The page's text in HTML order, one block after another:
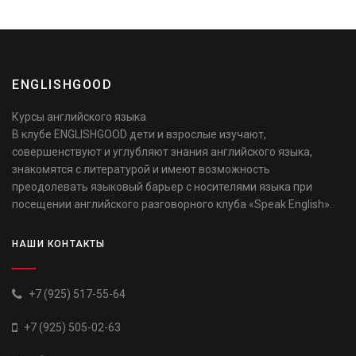
ENGLISHGOOD
Курсы английского языка
В клубе ENGLISHGOOD дети и взрослые изучают,
совершенствуют и углубляют знания английского языка,
знакомятся с литературой и имеют возможность
преодолевать языковый барьер с носителями языка при
посещении английского разговорного клуба «Speak English».
НАШИ КОНТАКТЫ
+7 (925) 517-55-64
+7 (925) 505-02-63